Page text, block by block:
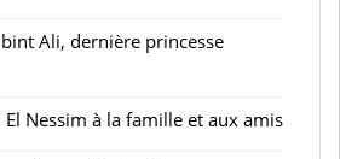
Ali, dernière princesse
Nessim à la famille et aux amis